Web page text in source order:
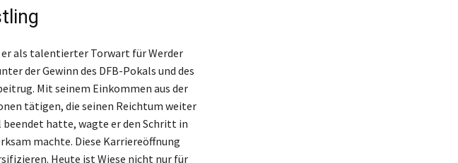
er als talentierter Torwart für Werder
der Gewinn des DFB-Pokals und des
Mit seinem Einkommen aus der
tätigen, die seinen Reichtum weiter
hatte, wagte er den Schritt in
machte. Diese Karriereöffnung
Heute ist Wiese nicht nur für